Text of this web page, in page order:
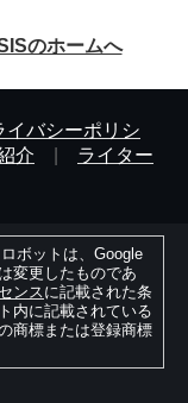
のホームへ
イバシーポリシ
介
ライター
ボットは、Google
変更したものであ
ンスに記載された条
内に記載されている
商標または登録商標